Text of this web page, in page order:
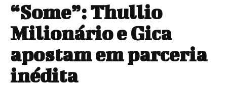
“Some”: Thullio
Milionário e Gica
apostam em parceria
inédita